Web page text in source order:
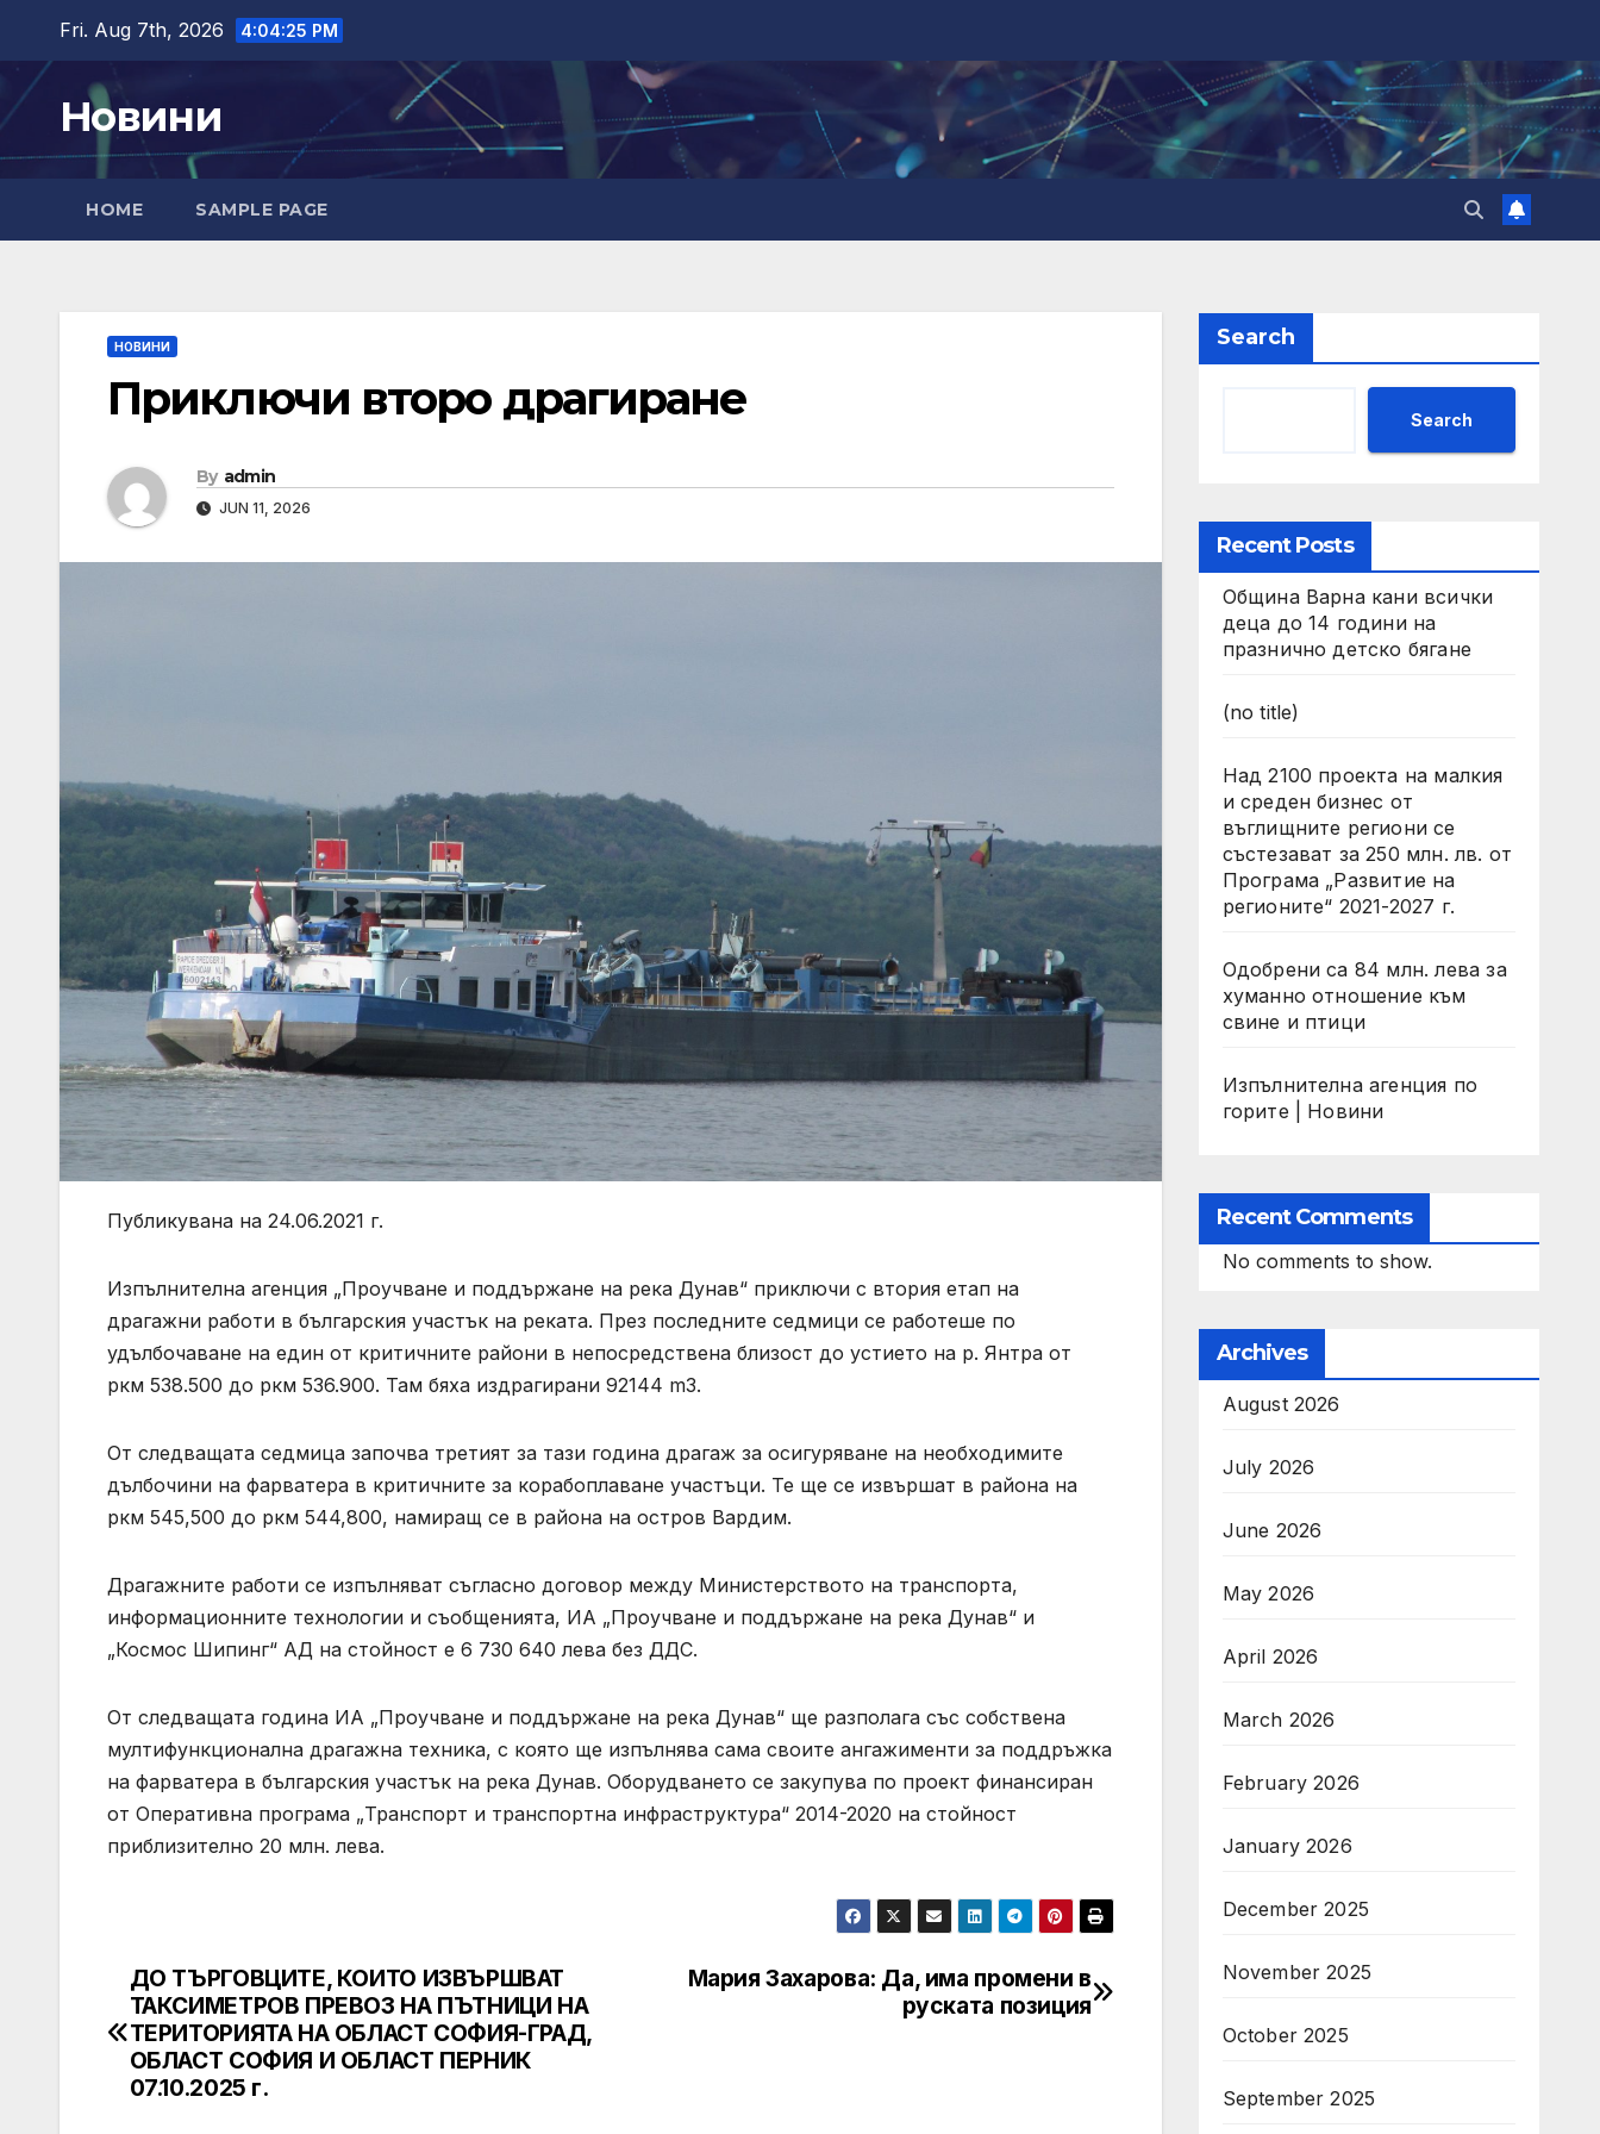
content
Fri. Aug 7th, 2026 4:04:26 PM
Новини
HOME SAMPLE PAGE
НОВИНИ
Приключи второ драгиране
By admin
JUN 11, 2026
Публикувана на 24.06.2021 г.
Изпълнителна агенция „Проучване и поддържане на река Дунав“ приключи с втория етап на
драгажни работи в българския участък на реката. През последните седмици се работеше по
удълбочаване на един от критичните райони в непосредствена близост до устието на р. Янтра от
ркм 538.500 до ркм 536.900. Там бяха издрагирани 92144 m3.
От следващата седмица започва третият за тази година драгаж за осигуряване на необходимите
дълбочини на фарватера в критичните за корабоплаване участъци. Те ще се извършат в района на
ркм 545,500 до ркм 544,800, намиращ се в района на остров Вардим.
Драгажните работи се изпълняват съгласно договор между Министерството на транспорта,
информационните технологии и съобщенията, ИА „Проучване и поддържане на река Дунав“ и
„Космос Шипинг“ АД на стойност е 6 730 640 лева без ДДС.
От следващата година ИА „Проучване и поддържане на река Дунав“ ще разполага със собствена
мултифункционална драгажна техника, с която ще изпълнява сама своите ангажименти за поддръжка
на фарватера в българския участък на река Дунав. Оборудването се закупува по проект финансиран
от Оперативна програма „Транспорт и транспортна инфраструктура“ 2014-2020 на стойност
приблизително 20 млн. лева.
Post
navigation
Мария Захарова: Да, има промени в
руската позиция
ДО ТЪРГОВЦИТЕ, КОИТО ИЗВЪРШВАТ
ТАКСИМЕТРОВ ПРЕВОЗ НА ПЪТНИЦИ НА
ТЕРИТОРИЯТА НА ОБЛАСТ СОФИЯ-ГРАД,
ОБЛАСТ СОФИЯ И ОБЛАСТ ПЕРНИК
07.10.2025 г.
Search
Search
Recent Posts
Община Варна кани всички
деца до 14 години на
празнично детско бягане
(no title)
Над 2100 проекта на малкия
и среден бизнес от
въглищните региони се
състезават за 250 млн. лв. от
Програма „Развитие на
регионите“ 2021-2027 г.
Одобрени са 84 млн. лева за
хуманно отношение към
свине и птици
Изпълнителна агенция по
горите | Новини
Recent Comments
No comments to show.
Archives
August 2026
July 2026
June 2026
May 2026
April 2026
March 2026
February 2026
January 2026
December 2025
November 2025
October 2025
September 2025